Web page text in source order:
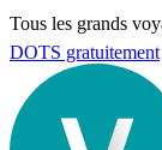
Tous les grands
DOTS gratuitement